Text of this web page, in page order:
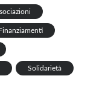
p
p
Solidarietà